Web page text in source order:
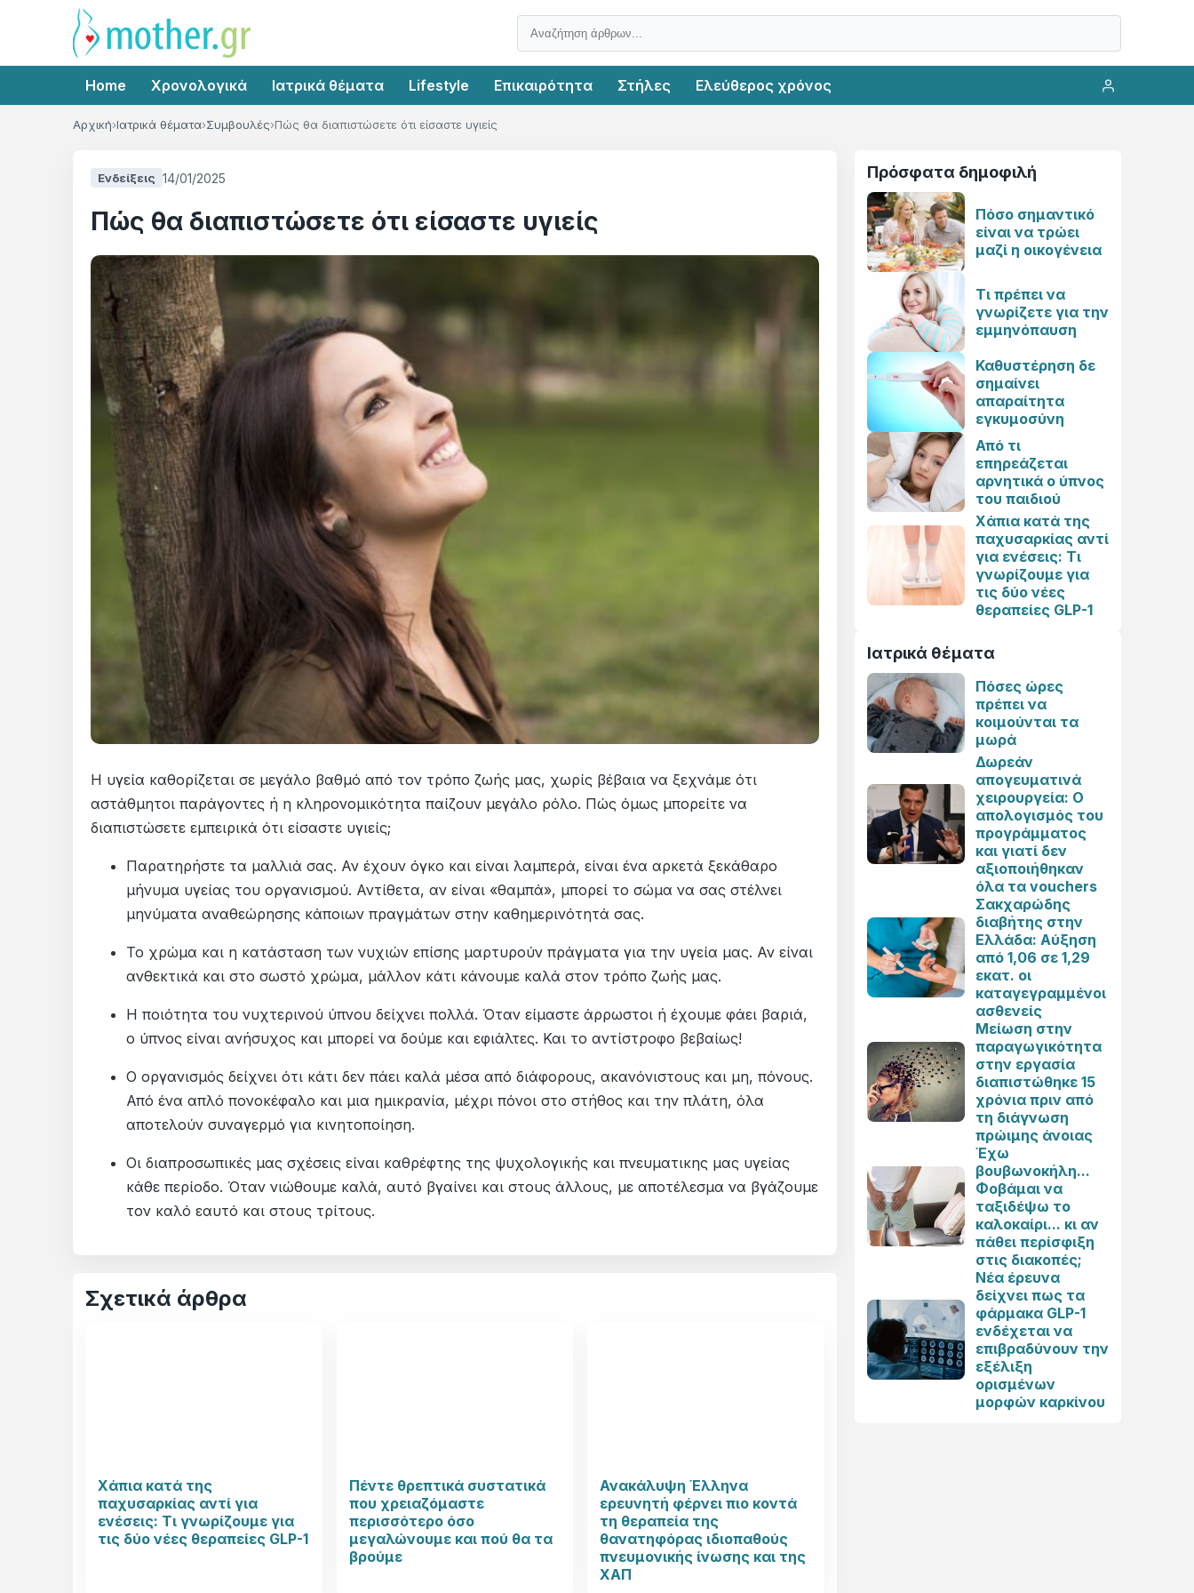
Home Χρονολογικά Ιατρικά θέματα Lifestyle Επικαιρότητα Στήλες Ελεύθερος χρόνος
Αρχική Ιατρικά θέματα Συμβουλές Πώς θα διαπιστώσετε ότι είσαστε υγιείς
Ενδείξεις 14/01/2025
Πώς θα διαπιστώσετε ότι είσαστε υγιείς
Η υγεία καθορίζεται σε μεγάλο βαθμό από τον τρόπο ζωής μας, χωρίς βέβαια να ξεχνάμε ότι
αστάθμητοι παράγοντες ή η κληρονομικότητα παίζουν μεγάλο ρόλο. Πώς όμως μπορείτε να
διαπιστώσετε εμπειρικά ότι είσαστε υγιείς;
Παρατηρήστε τα μαλλιά σας. Αν έχουν όγκο και είναι λαμπερά, είναι ένα αρκετά ξεκάθαρο
μήνυμα υγείας του οργανισμού. Αντίθετα, αν είναι «θαμπά», μπορεί το σώμα να σας στέλνει
μηνύματα αναθεώρησης κάποιων πραγμάτων στην καθημερινότητά σας.
Το χρώμα και η κατάσταση των νυχιών επίσης μαρτυρούν πράγματα για την υγεία μας. Αν είναι
ανθεκτικά και στο σωστό χρώμα, μάλλον κάτι κάνουμε καλά στον τρόπο ζωής μας.
Η ποιότητα του νυχτερινού ύπνου δείχνει πολλά. Όταν είμαστε άρρωστοι ή έχουμε φάει βαριά,
ο ύπνος είναι ανήσυχος και μπορεί να δούμε και εφιάλτες. Και το αντίστροφο βεβαίως!
Ο οργανισμός δείχνει ότι κάτι δεν πάει καλά μέσα από διάφορους, ακανόνιστους και μη, πόνους.
Από ένα απλό πονοκέφαλο και μια ημικρανία, μέχρι πόνοι στο στήθος και την πλάτη, όλα
αποτελούν συναγερμό για κινητοποίηση.
Οι διαπροσωπικές μας σχέσεις είναι καθρέφτης της ψυχολογικής και πνευματικης μας υγείας
κάθε περίοδο. Όταν νιώθουμε καλά, αυτό βγαίνει και στους άλλους, με αποτέλεσμα να βγάζουμε
τον καλό εαυτό και στους τρίτους.
Σχετικά άρθρα
Χάπια κατά της
παχυσαρκίας αντί για
ενέσεις: Τι γνωρίζουμε για
τις δύο νέες θεραπείες GLP-1
Πέντε θρεπτικά συστατικά
που χρειαζόμαστε
περισσότερο όσο
μεγαλώνουμε και πού θα τα
βρούμε
Ανακάλυψη Έλληνα
ερευνητή φέρνει πιο κοντά
τη θεραπεία της
θανατηφόρας ιδιοπαθούς
πνευμονικής ίνωσης και της
ΧΑΠ
Πρόσφατα δημοφιλή
Πόσο σημαντικό
είναι να τρώει
μαζί η οικογένεια
Τι πρέπει να
γνωρίζετε για την
εμμηνόπαυση
Καθυστέρηση δε
σημαίνει
απαραίτητα
εγκυμοσύνη
Από τι
επηρεάζεται
αρνητικά ο ύπνος
του παιδιού
Χάπια κατά της
παχυσαρκίας αντί
για ενέσεις: Τι
γνωρίζουμε για
τις δύο νέες
θεραπείες GLP-1
Ιατρικά θέματα
Πόσες ώρες
πρέπει να
κοιμούνται τα
μωρά
Δωρεάν
απογευματινά
χειρουργεία: Ο
απολογισμός του
προγράμματος
και γιατί δεν
αξιοποιήθηκαν
όλα τα vouchers
Σακχαρώδης
διαβήτης στην
Ελλάδα: Αύξηση
από 1,06 σε 1,29
εκατ. οι
καταγεγραμμένοι
ασθενείς
Μείωση στην
παραγωγικότητα
στην εργασία
διαπιστώθηκε 15
χρόνια πριν από
τη διάγνωση
πρώιμης άνοιας
Έχω
βουβωνοκήλη...
Φοβάμαι να
ταξιδέψω το
καλοκαίρι... κι αν
πάθει περίσφιξη
στις διακοπές;
Νέα έρευνα
δείχνει πως τα
φάρμακα GLP-1
ενδέχεται να
επιβραδύνουν την
εξέλιξη
ορισμένων
μορφών καρκίνου